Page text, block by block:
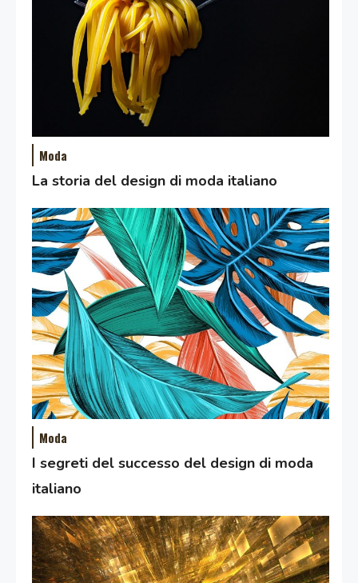
Moda
La storia del design di moda italiano
Moda
I segreti del successo del design di moda
italiano